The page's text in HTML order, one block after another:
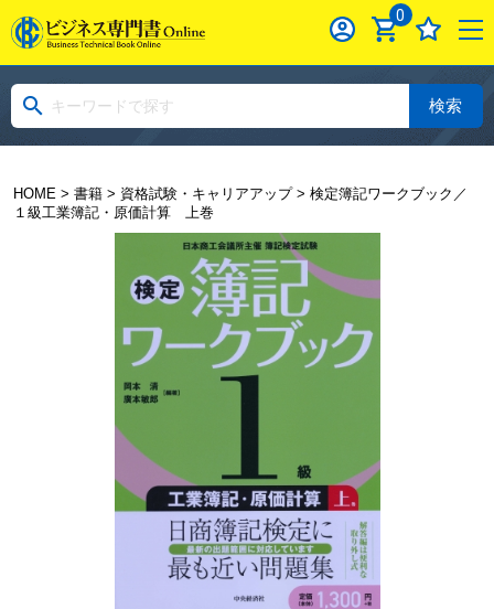
0
検索
HOME> 書籍> 資格試験・キャリアアップ> 検定簿記ワークブック／
１級工業簿記・原価計算 上巻